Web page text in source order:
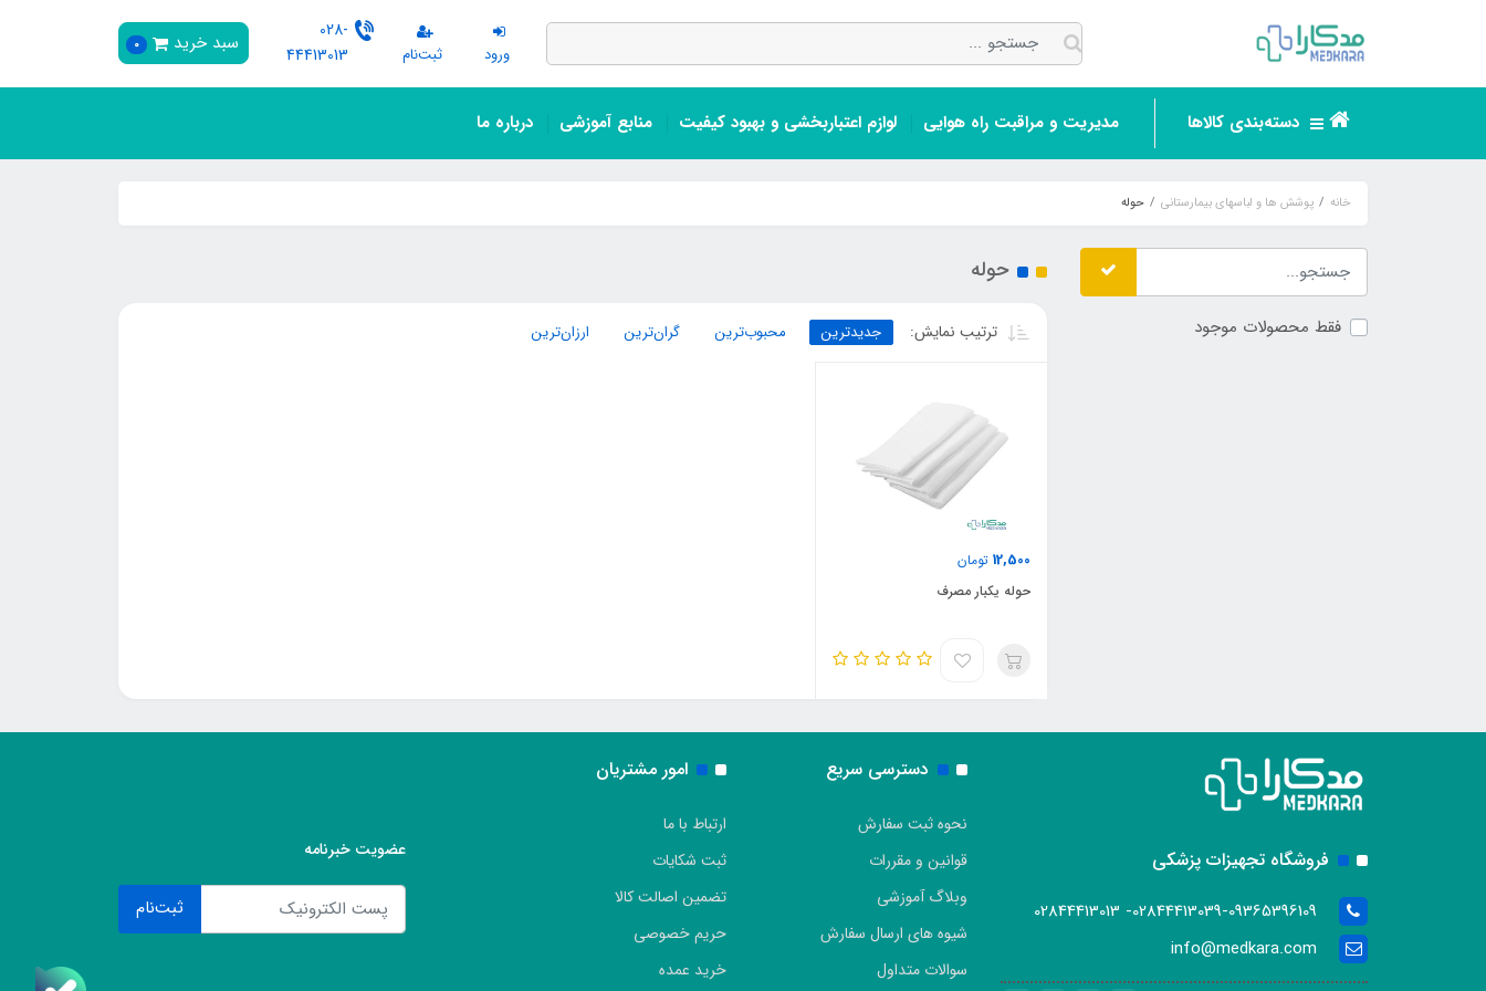
ورود ثبت‌نام
028-
44413013
سبد خرید 0
دسته‌بندی کالاها مدیریت و مراقبت راه هوایی لوازم اعتباربخشی و بهبود کیفیت منابع آموزشی درباره ما
خانه پوشش ها و لباسهای بیمارستانی حوله
فقط محصولات موجود
حوله
ترتیب نمایش: جدیدترین محبوب‌ترین گران‌ترین ارزان‌ترین
12,500 تومان
حوله یکبار مصرف
فروشگاه تجهیزات پزشکی
02844413039-09365396109- 02844413013
info@medkara.com
دسترسی سریع
نحوه ثبت سفارش
قوانین و مقررات
وبلاگ آموزشی
شیوه های ارسال سفارش
سوالات متداول
امور مشتریان
ارتباط با ما
ثبت شکایات
تضمین اصالت کالا
حریم خصوصی
خرید عمده
عضویت خبرنامه
ثبت‌نام